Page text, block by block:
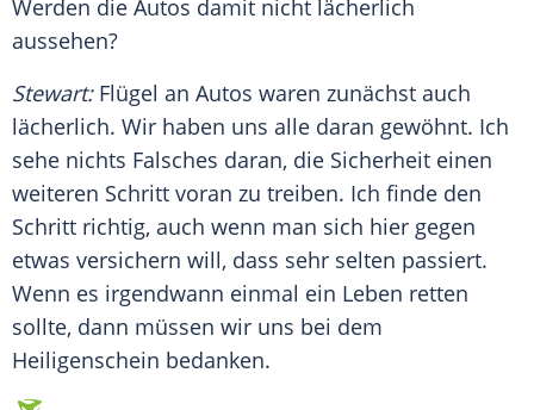
Werden die Autos damit nicht lächerlich
aussehen?
Stewart:Flügel an Autos waren zunächst auch
lächerlich. Wir haben uns alle daran gewöhnt. Ich
sehe nichts Falsches daran, die Sicherheit einen
weiteren Schritt voran zu treiben. Ich finde den
Schritt richtig, auch wenn man sich hier gegen
etwas versichern will, dass sehr selten passiert.
Wenn es irgendwann einmal ein Leben retten
sollte, dann müssen wir uns bei dem
Heiligenschein bedanken.